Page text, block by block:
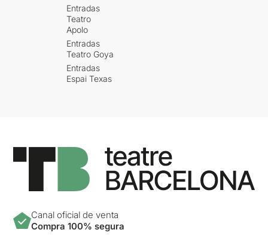
Entradas
Teatro
Apolo
Entradas
Teatro Goya
Entradas
Espai Texas
Canal oficial de venta
Compra 100% segura